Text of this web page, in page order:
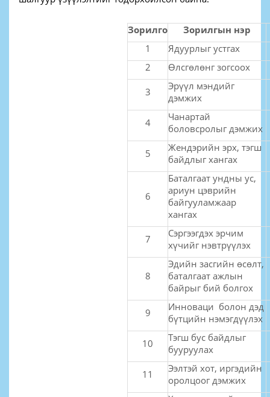
Зорилго
Зорилгын нэр
1
Ядуурлыг устгах
2
Өлсгөлөнг зогсоох
3
Эрүүл мэндийг
дэмжих
4
Чанартай
боловсролыг дэмжих
5
Жендэрийн эрх, тэгш
байдлыг хангах
6
Баталгаат ундны ус,
ариун цэврийн
байгууламжаар
хангах
7
Сэргээгдэх эрчим
хүчийг нэвтрүүлэх
8
Эдийн засгийн өсөлт,
баталгаат ажлын
байрыг бий болгох
9
Инноваци болон дэд
бүтцийн нэмэгдүүлэх
10
Тэгш бус байдлыг
бууруулах
11
Ээлтэй хот, иргэдийн
оролцоог дэмжих